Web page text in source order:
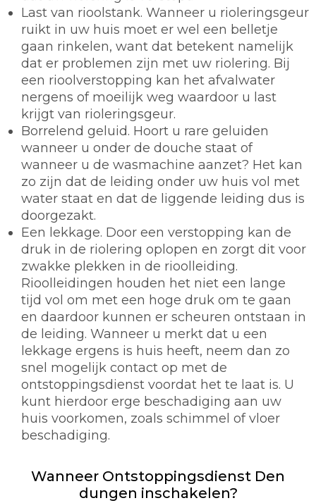
Last van rioolstank. Wanneer u rioleringsgeur
ruikt in uw huis moet er wel een belletje
gaan rinkelen, want dat betekent namelijk
dat er problemen zijn met uw riolering. Bij
een rioolverstopping kan het afvalwater
nergens of moeilijk weg waardoor u last
krijgt van rioleringsgeur.
Borrelend geluid. Hoort u rare geluiden
wanneer u onder de douche staat of
wanneer u de wasmachine aanzet? Het kan
zo zijn dat de leiding onder uw huis vol met
water staat en dat de liggende leiding dus is
doorgezakt.
Een lekkage. Door een verstopping kan de
druk in de riolering oplopen en zorgt dit voor
zwakke plekken in de rioolleiding.
Rioolleidingen houden het niet een lange
tijd vol om met een hoge druk om te gaan
en daardoor kunnen er scheuren ontstaan in
de leiding. Wanneer u merkt dat u een
lekkage ergens is huis heeft, neem dan zo
snel mogelijk contact op met de
ontstoppingsdienst voordat het te laat is. U
kunt hierdoor erge beschadiging aan uw
huis voorkomen, zoals schimmel of vloer
beschadiging.
Wanneer Ontstoppingsdienst Den
dungen inschakelen?